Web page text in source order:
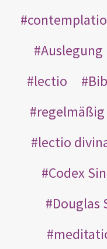
contemplatio
Auslegung
lectio
regelmäßig
lectio
Codex
Douglas